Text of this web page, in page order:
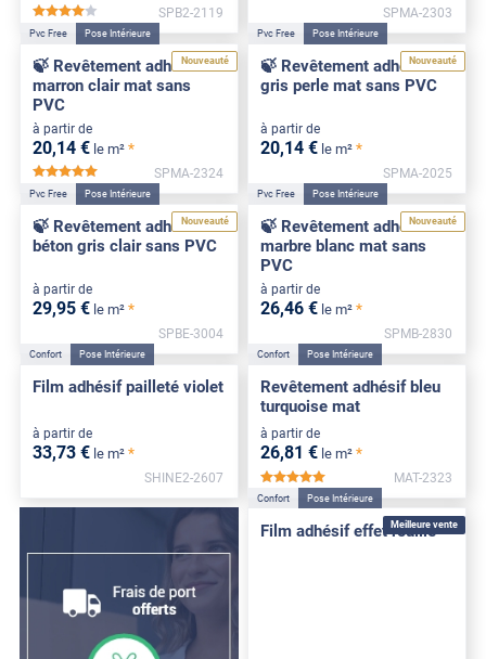
*****
SPB2-2119 SPMA-2303
Nouveauté
Pvc Free Pose Intérieure
🍃 Revêtement adhésif
marron clair mat sans
PVC
à partir de
20,14 € le m² *
SPMA-2324
Nouveauté
Pvc Free Pose Intérieure
🍃 Revêtement adhésif
gris perle mat sans PVC
à partir de
20,14 € le m² *
SPMA-2025
Nouveauté
Pvc Free Pose Intérieure
🍃 Revêtement adhésif
béton gris clair sans PVC
à partir de
29,95 € le m² *
SPBE-3004
Nouveauté
Pvc Free Pose Intérieure
🍃 Revêtement adhésif
marbre blanc mat sans
PVC
à partir de
26,46 € le m² *
SPMB-2830
Confort Pose Intérieure
Film adhésif pailleté violet
à partir de
33,73 € le m² *
SHINE2-2607
Confort Pose Intérieure
Revêtement adhésif bleu
turquoise mat
à partir de
26,81 € le m² *
MAT-2323
Meilleure vente
Confort Pose Intérieure
Film adhésif effet rouille